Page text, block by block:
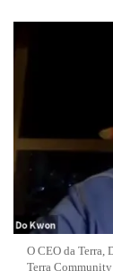
O CEO da Terra,
Terra